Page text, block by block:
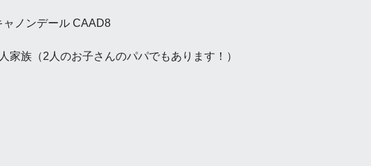
ャノンデール CAAD8
家族（2人のお子さんのパパでもあります！）